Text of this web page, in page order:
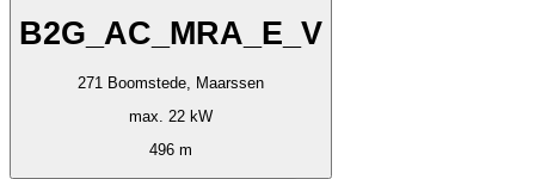
B2G_AC_MRA_E_V
271 Boomstede, Maarssen
max. 22 kW
496 m